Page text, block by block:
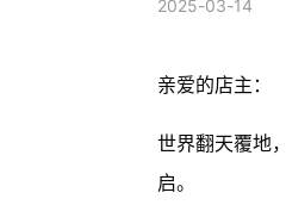
2025-03-14
亲爱的店主：
世界翻天覆地
启。